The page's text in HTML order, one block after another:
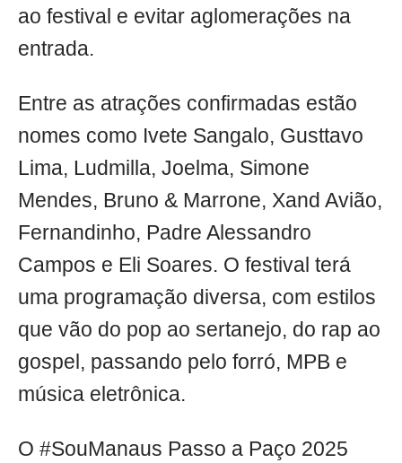
ao festival e evitar aglomerações na
entrada.
Entre as atrações confirmadas estão
nomes como Ivete Sangalo, Gusttavo
Lima, Ludmilla, Joelma, Simone
Mendes, Bruno & Marrone, Xand Avião,
Fernandinho, Padre Alessandro
Campos e Eli Soares. O festival terá
uma programação diversa, com estilos
que vão do pop ao sertanejo, do rap ao
gospel, passando pelo forró, MPB e
música eletrônica.
O #SouManaus Passo a Paço 2025